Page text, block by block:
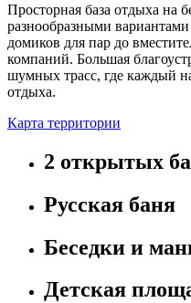
Просторная база отдыха на
разнообразными
домиков для пар до
компаний. Большая
шумных трасс, где каждый
отдыха.
Карта территории
2 открытых
Русская баня
Беседки и
Детская